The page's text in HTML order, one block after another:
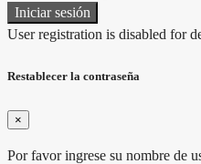
Iniciar sesión
User registration is disabled for
Restablecer la contraseña
×
Por favor ingrese su nombre de